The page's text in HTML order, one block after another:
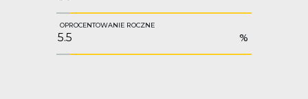
OPROCENTOWANIE ROCZNE
%